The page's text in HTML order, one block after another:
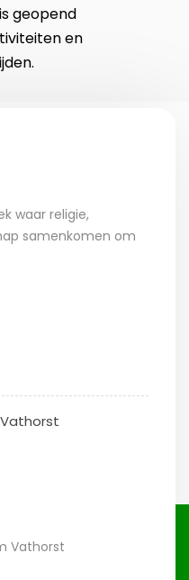
geopend
en
waar religie,
samenkomen om
Vathorst